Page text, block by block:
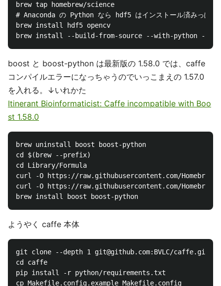
brew tap homebrew/science
# Anaconda の Python なら hdf5 はインストール済みっぽい
brew install hdf5 opencv
boost と boost-python は最新版の 1.58.0 では、caffe
コンパイルエラーになっちゃうのでいっこまえの 1.57.0
を入れる。↓いれかた
Itinerant Bioinformaticist: Caffe incompatible with Boo
st 1.58.0
brew uninstall boost boost-python
cd $(brew --prefix)
cd Library/Formula
curl -O https://raw.githubusercontent.com/Homebrew/
curl -O https://raw.githubusercontent.com/Homebrew/
ようやく caffe 本体
git clone --depth 1 git@github.com:BVLC/caffe.git
cd caffe
pip install -r python/requirements.txt